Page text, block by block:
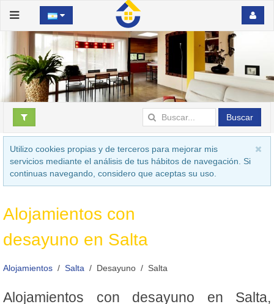
Buscar
Utilizo cookies propias y de terceros para mejorar mis
servicios mediante el análisis de tus hábitos de navegación. Si
continuas navegando, considero que aceptas su uso.
Alojamientos con
desayuno en Salta
Alojamientos Salta Desayuno Salta
Alojamientos con desayuno en Salta,